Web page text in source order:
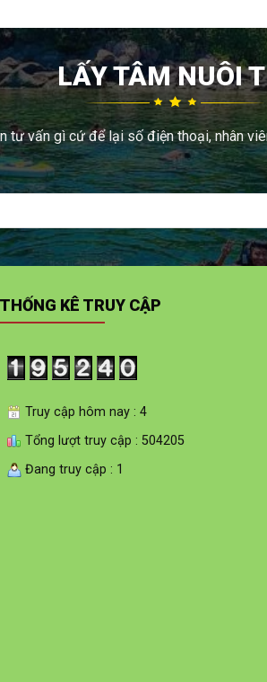
LẤY TÂM NUÔI
tư vấn gì cứ để lại số điện thoại, nhân
THỐNG KÊ TRUY CẬP
Truy cập hôm nay : 4
Tổng lượt truy cập : 504205
Đang truy cập : 1